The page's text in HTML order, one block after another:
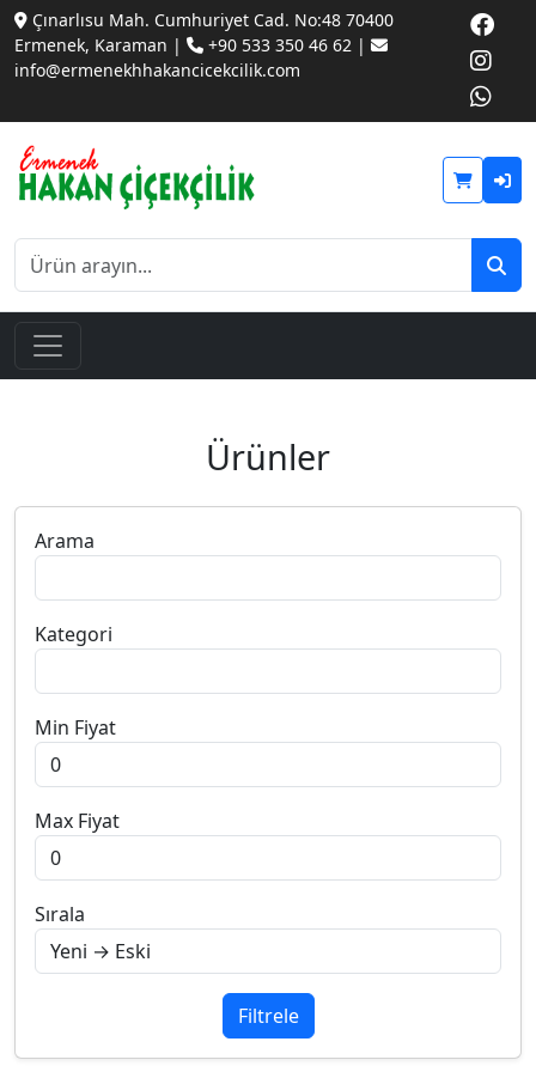
Çınarlısu Mah. Cumhuriyet Cad. No:48 70400
Ermenek, Karaman |
+90 533 350 46 62 |
info@ermenekhhakancicekcilik.com
Ürünler
Arama
Kategori
Min Fiyat
Max Fiyat
Sırala
Filtrele